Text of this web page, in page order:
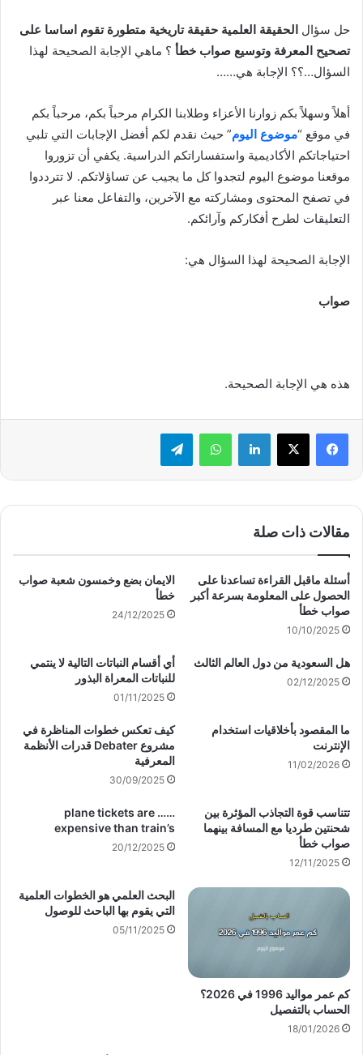
حل سؤال الحقيقة العلمية حقيقة تاريخية متطورة تقوم اساسا على
تصحيح المعرفة وتوسيع صواب خطأ ؟ ماهي الإجابة الصحيحة لهذا
السؤال…؟؟ الإجابة هي……
أهلاً وسهلاً بكم زوارنا الأعزاء وطلابنا الكرام مرحباً بكم، مرحباً بكم
في موقع “موضوع اليوم” حيث نقدم لكم أفضل الإجابات التي تلبي
احتياجاتكم الأكاديمية واستفساراتكم الدراسية. يكفي أن تزوروا
موقعنا موضوع اليوم لتجدوا كل ما يجيب عن تساؤلاتكم. لا تترددوا
في تصفح المحتوى ومشاركته مع الآخرين، والتفاعل معنا عبر
التعليقات لطرح أفكاركم وآرائكم.
الإجابة الصحيحة لهذا السؤال هي:
صواب
هذه هي الإجابة الصحيحة.
لينكدإن واتساب تيلقرام
مقالات ذات صلة
أسئلة ماقبل القراءة تساعدنا على
الحصول على المعلومة بسرعة أكبر
صواب خطأ
10/10/2025
الايمان بضع وخمسون شعبة صواب
خطأ
24/12/2025
هل السعودية من دول العالم الثالث
02/12/2025
أي أقسام النباتات التالية لا ينتمي
للنباتات المعراة البذور
01/11/2025
ما المقصود بأخلاقيات استخدام
الإنترنت
11/02/2026
كيف تعكس خطوات المناظرة في
مشروع Debater قدرات الأنظمة
المعرفية
30/09/2025
تتناسب قوة التجاذب المؤثرة بين
شحنتين طرديا مع المسافة بينهما
صواب خطأ
12/11/2025
plane tickets are ……
expensive than train’s
20/12/2025
كم عمر مواليد 1996 في 2026؟
الحساب بالتفصيل
18/01/2026
البحث العلمي هو الخطوات العلمية
التي يقوم بها الباحث للوصول
05/11/2025